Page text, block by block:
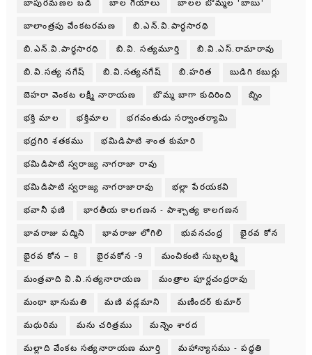
బాపురమణల బడి బాల గేయాలు బాలల బొమ్మల 'బాబు'
బాలాంత్రపు వేంకటరమణ బి.ఎన్.వి.పార్థసారథి
బి.ఎన్.వి.పార్ధసారధి బి.వి. సత్యమూర్తి బి.వి.ఎస్.రామారావు
బి.వి.సత్య నగేష్ బి.వి.సత్యనగేష్ బి.హరిత బుడిగి కబుర్లు
బెహరా వెంకట లక్ష్మీ నారాయణ బొమ్మ బాగా కుదిరింది బ్నిం
భక్తి మాల భక్తిమాల భగవంతుడు సర్వాంతర్యామి
భద్రగిరి శతకము భమిడిపాటి శాంత కుమారి
భమిడిపాటి స్వరాజ్య నాగరాజా రావు
భమిడిపాటి స్వరాజ్య నాగరాజారావు భల్లా పేరయకవి
భవానీ ఫణి భారతీయ కాలగణన - పాశ్చాత్య కాలగణన
భావరాజు పద్మిని భావరాజు లోగిలి భువనచంద్ర భైరవ కోన
భైరవ కోన – 8 భైరవకోన -9 మంచికంటి సుబ్బలక్ష్మి
మంత్రవాది వి.వి.సత్యనారాయణ మంత్రాల పూర్ణచంద్రరావు
మంథా భానుమతి మణి వడ్లమాని మణీందర్ కుమార్
మధురిమ మను చరిత్రము మన్నెం శారద
మల్లాది వేంకట సత్యనారాయణ మూర్తి మహాన్యాసము - పధ్ధతి